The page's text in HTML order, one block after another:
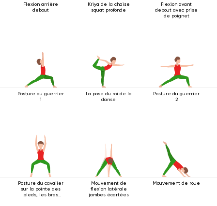
Flexion arrière
debout
Kriya de la chaise
squat profonde
Flexion avant
debout avec prise
de poignet
Posture du guerrier
1
La pose du roi de la
danse
Posture du guerrier
2
Posture du cavalier
sur la pointe des
pieds, les bras
Mouvement de
flexion latérale
jambes écartées
Mouvement de roue